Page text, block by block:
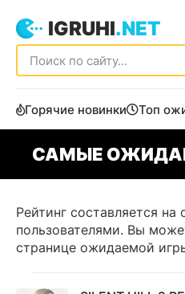
IGRUHI.NET
Горячие новинки Топ
САМЫЕ
Рейтинг составляется на
пользователями. Вы
странице ожидаемой